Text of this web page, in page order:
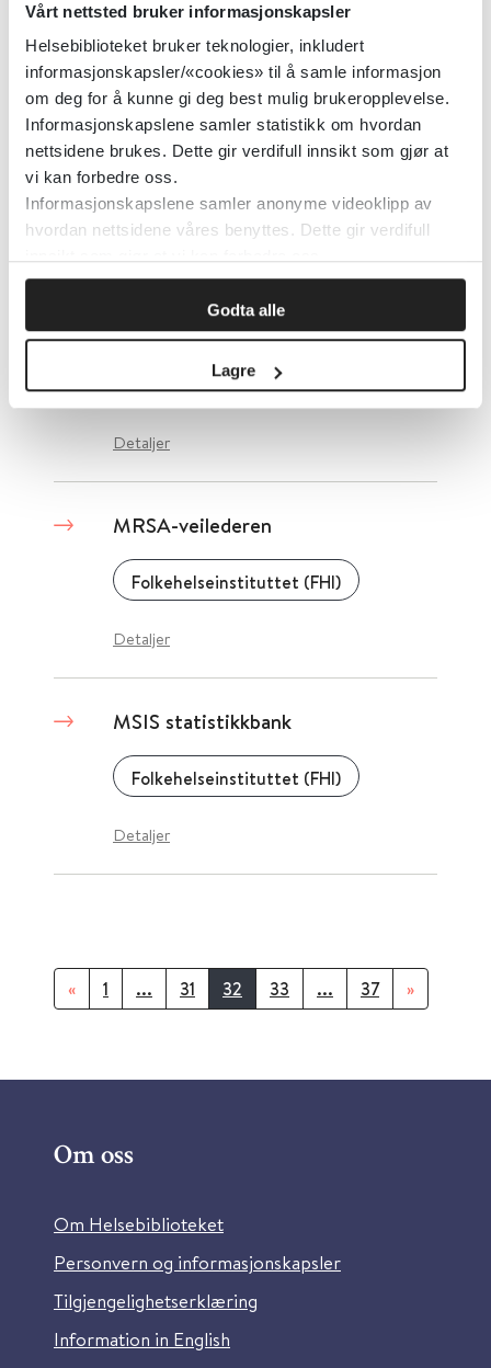
Vårt nettsted bruker informasjonskapsler
Helsebiblioteket bruker teknologier, inkludert
informasjonskapsler/«cookies» til å samle informasjon
om deg for å kunne gi deg best mulig brukeropplevelse.
Informasjonskapslene samler statistikk om hvordan
nettsidene brukes. Dette gir verdifull innsikt som gjør at
vi kan forbedre oss.
Informasjonskapslene samler anonyme videoklipp av
hvordan nettsidene våres benyttes. Dette gir verdifull
Godta alle
Lagre
Detaljer
Movement ABC
Physiopedia
Detaljer
for MPD
2017
Detaljer
MRSA-veilederen
Folkehelseinstituttet (FHI)
Detaljer
MSIS statistikkbank
Folkehelseinstituttet (FHI)
Detaljer
« 1 ... 31 32 33 ... 37 »
Om oss
Om Helsebiblioteket
Personvern og informasjonskapsler
Tilgjengelighetserklæring
Information in English